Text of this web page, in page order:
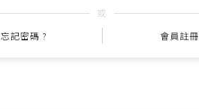
或
忘記密碼 ?
會員註冊